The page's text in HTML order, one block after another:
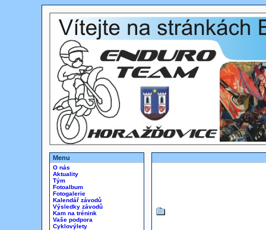
Menu
O nás
Aktuality
Tým
Fotoalbum
Fotogalerie
Kalendář závodů
Výsledky závodů
Kam na trénink
Vaše podpora
Cyklovýlety